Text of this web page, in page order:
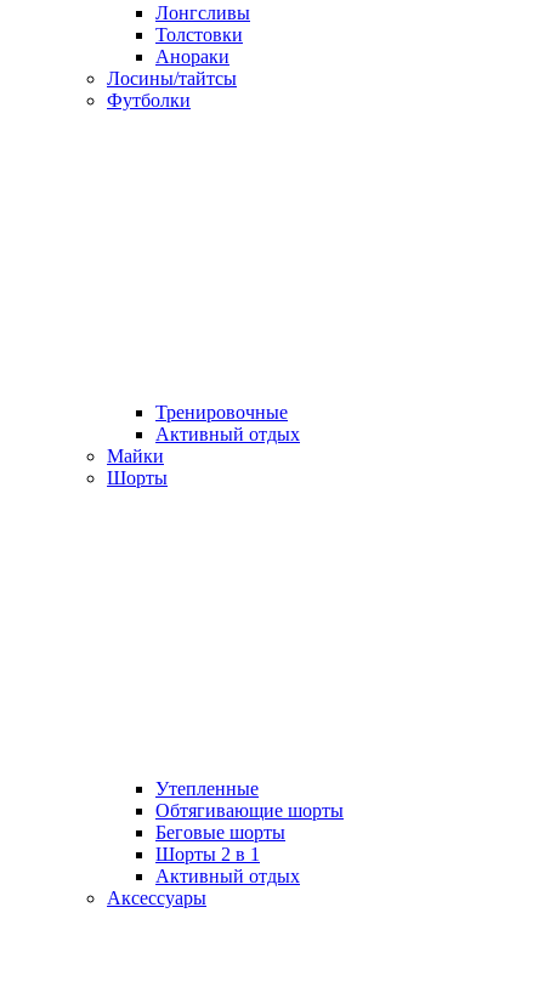
Лонгсливы
Толстовки
Анораки
Лосины/тайтсы
Футболки
Тренировочные
Активный отдых
Майки
Шорты
Утепленные
Обтягивающие шорты
Беговые шорты
Шорты 2 в 1
Активный отдых
Аксессуары